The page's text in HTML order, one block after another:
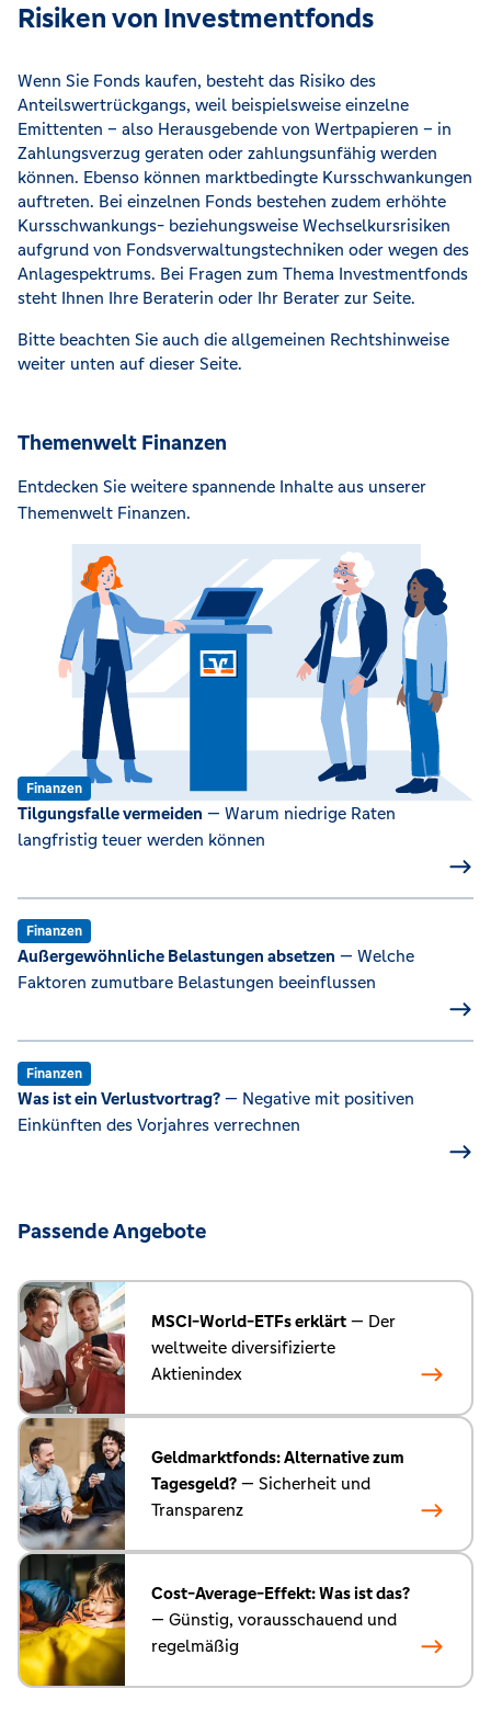
Risiken von Investmentfonds
Wenn Sie Fonds kaufen, besteht das Risiko des
Anteilswertrückgangs, weil beispielsweise einzelne
Emittenten – also Herausgebende von Wertpapieren – in
Zahlungsverzug geraten oder zahlungsunfähig werden
können. Ebenso können marktbedingte Kursschwankungen
auftreten. Bei einzelnen Fonds bestehen zudem erhöhte
Kursschwankungs- beziehungsweise Wechselkursrisiken
aufgrund von Fondsverwaltungstechniken oder wegen des
Anlagespektrums. Bei Fragen zum Thema Investmentfonds
steht Ihnen Ihre Beraterin oder Ihr Berater zur Seite.
Bitte beachten Sie auch die allgemeinen Rechtshinweise
weiter unten auf dieser Seite.
Themenwelt Finanzen
Entdecken Sie weitere spannende Inhalte aus unserer
Themenwelt Finanzen.
Finanzen
Tilgungsfalle vermeiden — Warum niedrige Raten
langfristig teuer werden können
Finanzen
Außergewöhnliche Belastungen absetzen — Welche
Faktoren zumutbare Belastungen beeinflussen
Finanzen
Was ist ein Verlustvortrag? — Negative mit positiven
Einkünften des Vorjahres verrechnen
Passende Angebote
MSCI-World-ETFs erklärt — Der
weltweite diversifizierte
Aktienindex
Geldmarktfonds: Alternative zum
Tagesgeld? — Sicherheit und
Transparenz
Cost-Average-Effekt: Was ist das?
— Günstig, vorausschauend und
regelmäßig